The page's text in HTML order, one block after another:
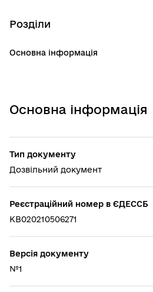
Основна інформація
Тип документу
Дозвільний документ
Реєстраційний номер в ЄДЕССБ
КВ020210506271
Версія документу
№1
Розділи
Основна інформація